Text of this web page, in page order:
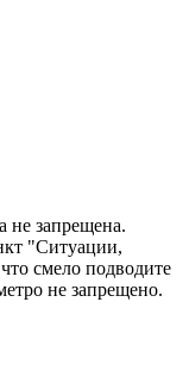
запрещена.
"Ситуации,
смело подводите
не запрещено.